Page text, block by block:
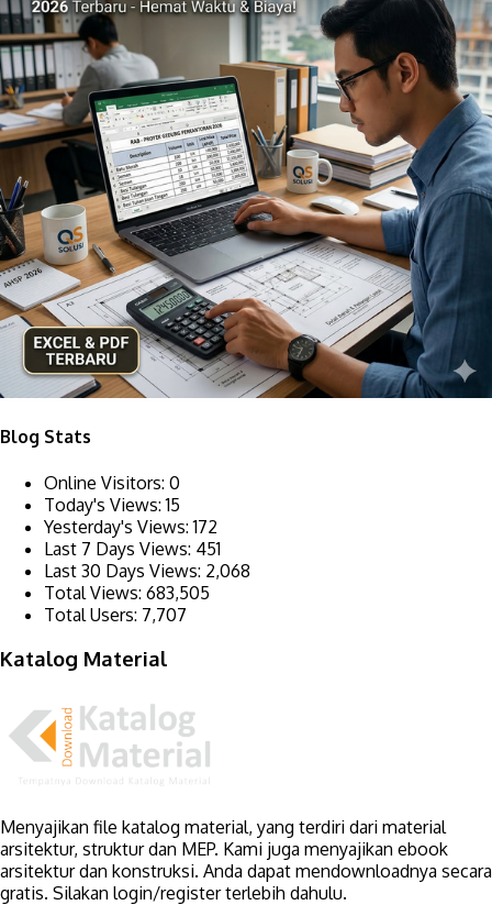
Blog Stats
Online Visitors: 0
Today's Views:15
Yesterday's Views:172
Last 7 Days Views: 451
Last 30 Days Views: 2,068
Total Views: 683,505
Total Users: 7,707
Katalog Material
Menyajikan file katalog material, yang terdiri dari material
arsitektur, struktur dan MEP. Kami juga menyajikan ebook
arsitektur dan konstruksi. Anda dapat mendownloadnya secara
gratis. Silakan login/register terlebih dahulu.